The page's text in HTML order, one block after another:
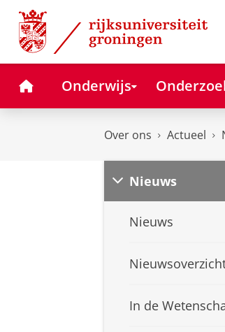
Skip
Content
Skip
Navigation
HomeOnderwijs
Over ons Actueel
Nieuws
Nieuws
In de